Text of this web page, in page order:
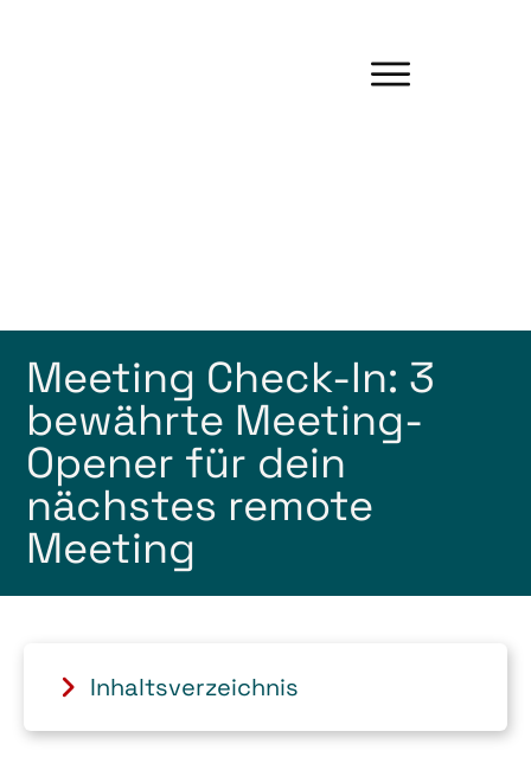
Meeting Check-In: 3
bewährte Meeting-
Opener für dein
nächstes remote
Meeting
Inhaltsverzeichnis